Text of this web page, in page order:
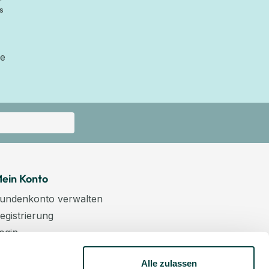
Alle zulassen
Konto
verwalten